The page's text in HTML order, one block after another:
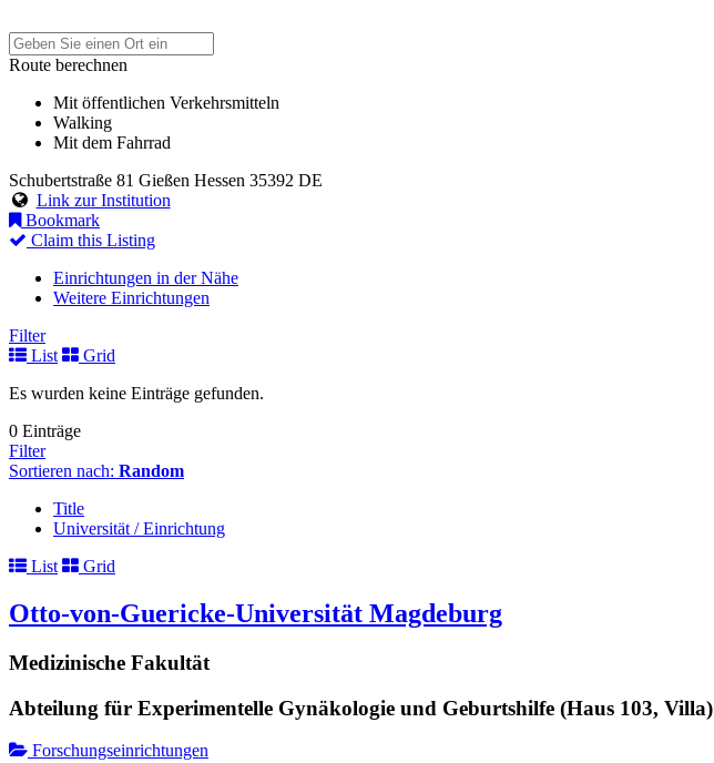
Route berechnen
Mit öffentlichen Verkehrsmitteln
Walking
Mit dem Fahrrad
Schubertstraße 81 Gießen Hessen 35392 DE
Link zur Institution
Bookmark
Claim this Listing
Einrichtungen in der Nähe
Weitere Einrichtungen
Filter
List
Grid
Es wurden keine Einträge gefunden.
0 Einträge
Filter
Sortieren nach: Random
Title
Universität / Einrichtung
List
Grid
Otto-von-Guericke-Universität Magdeburg
Medizinische Fakultät
Abteilung für Experimentelle Gynäkologie und Geburtshilfe (Haus 103, Villa)
Forschungseinrichtungen